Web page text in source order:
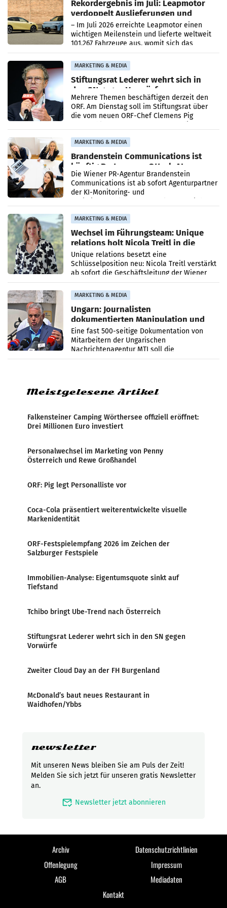
Rekordergebnis im Juli: Leapmotor
verdoppelt Auslieferungen und
überschreitet die 100.000er-Marke
– Im Juli 2026 erreichte Leapmotor einen
wichtigen Meilenstein und lieferte weltweit
101.267 Fahrzeuge aus, womit sich das
Ergebnis gegenüber Juli 2025 mehr als
verdoppelte (+102
MARKETING & MEDIA
Stiftungsrat Lederer wehrt sich in
den SN gegen Vorwürfe
Mehrere Themen beschäftigen derzeit den
ORF. Am Dienstag soll im Stiftungsrat über
die vom neuen ORF-Chef Clemens Pig
MARKETING & MEDIA
Brandenstein Communications ist
künftig Partner von OtterlyAI
Die Wiener PR-Agentur Brandenstein
Communications ist ab sofort Agenturpartner
der KI-Monitoring- und
MARKETING & MEDIA
Wechsel im Führungsteam: Unique
relations holt Nicola Treitl in die
Geschäftsleitung
Unique relations besetzt eine
Schlüsselposition neu: Nicola Treitl verstärkt
ab sofort die Geschäftsleitung der Wiener
PR-Agentur an der Seite von Josef Kalina und
Anna Kalina-Mahr.
MARKETING & MEDIA
Ungarn: Journalisten
dokumentierten Manipulation und
Zensur
Eine fast 500-seitige Dokumentation von
Mitarbeitern der Ungarischen
Nachrichtenagentur MTI soll die
systematische Nachrichten-Manipulation und
Meistgelesene Artikel
Falkensteiner Camping Wörthersee offiziell eröffnet:
Drei Millionen Euro investiert
Personalwechsel im Marketing von Penny
Österreich und Rewe Großhandel
ORF: Pig legt Personalliste vor
Coca-Cola präsentiert weiterentwickelte visuelle
Markenidentität
ORF-Festspielempfang 2026 im Zeichen der
Salzburger Festspiele
Immobilien-Analyse: Eigentumsquote sinkt auf
Tiefstand
Tchibo bringt Ube-Trend nach Österreich
Stiftungsrat Lederer wehrt sich in den SN gegen
Vorwürfe
Zweiter Cloud Day an der FH Burgenland
McDonald’s baut neues Restaurant in
Waidhofen/Ybbs
newsletter
Mit unseren News bleiben Sie am Puls der Zeit!
Melden Sie sich jetzt für unseren gratis Newsletter
an.
mark_email_read Newsletter jetzt abonnieren
Archiv
Datenschutzrichtlinien
Offenlegung
Impressum
AGB
Mediadaten
Kontakt